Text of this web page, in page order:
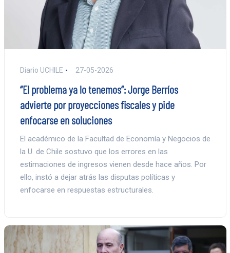
Diario UCHILE 27-05-2026
“El problema ya lo tenemos”: Jorge Berríos
advierte por proyecciones fiscales y pide
enfocarse en soluciones
El académico de la Facultad de Economía y Negocios de
la U. de Chile sostuvo que los errores en las
estimaciones de ingresos vienen desde hace años. Por
ello, instó a dejar atrás las disputas políticas y
enfocarse en respuestas estructurales.